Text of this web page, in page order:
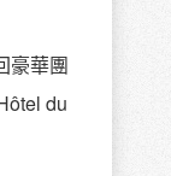
豪華團
du